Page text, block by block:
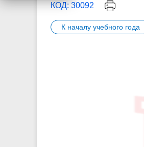
КОД: 30092
К началу учебного года